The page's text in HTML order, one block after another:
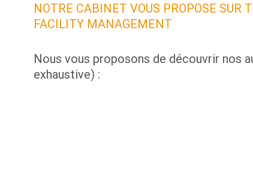
NOTRE CABINET VOUS PROPOSE SUR
FACILITY MANAGEMENT
Nous vous proposons de découvrir nos
exhaustive) :